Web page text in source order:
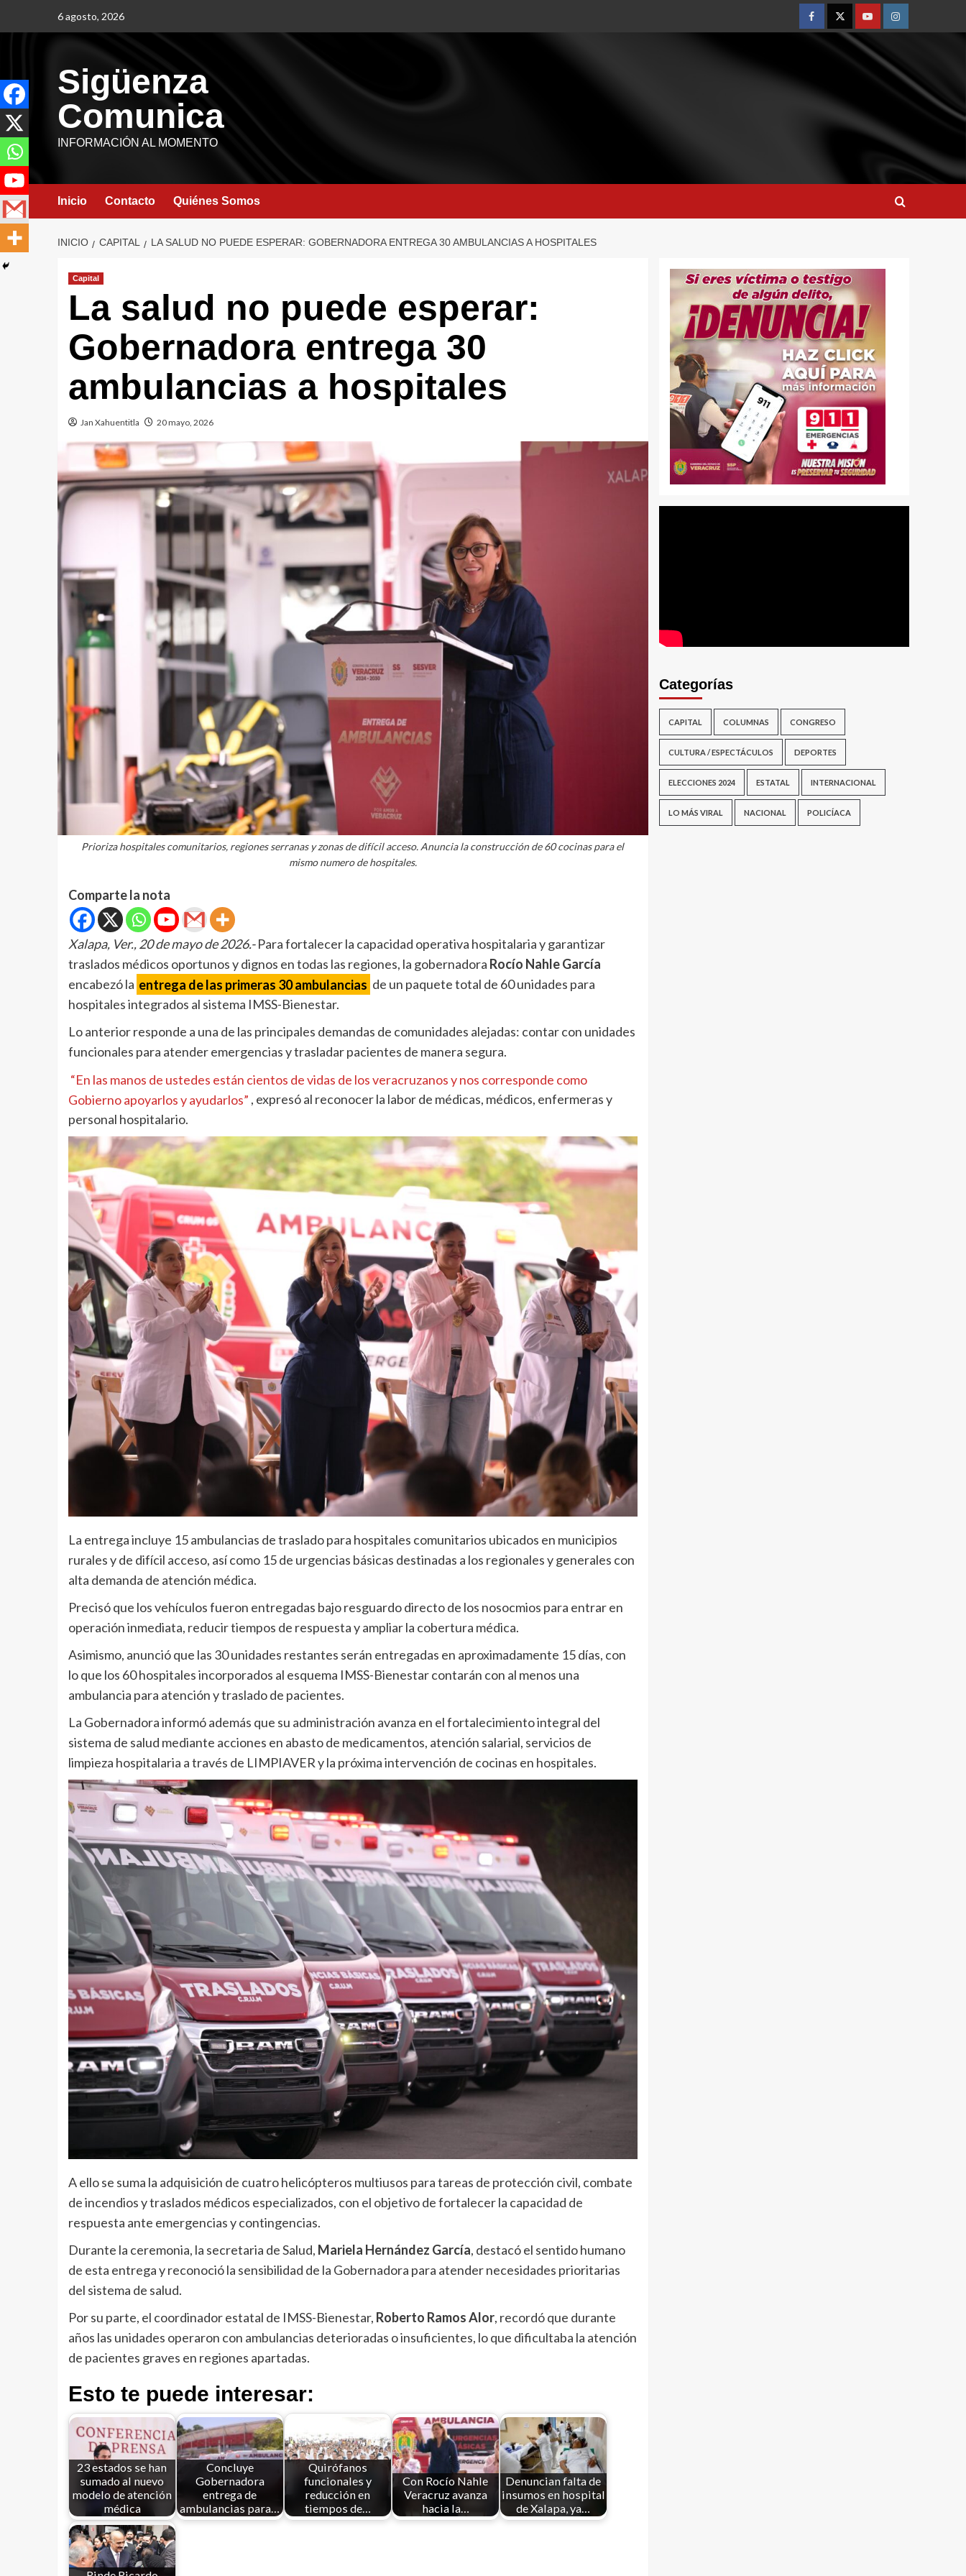
6 agosto, 2026
Sigüenza
Comunica
INFORMACIÓN AL MOMENTO
Inicio Contacto Quiénes Somos
INICIO CAPITAL LA SALUD NO PUEDE ESPERAR: GOBERNADORA ENTREGA 30 AMBULANCIAS A HOSPITALES
Capital
La salud no puede esperar:
Gobernadora entrega 30
ambulancias a hospitales
Jan Xahuentitla 20 mayo, 2026
Prioriza hospitales comunitarios, regiones serranas y zonas de difícil acceso. Anuncia la construcción de 60 cocinas para el
mismo numero de hospitales.
Comparte la nota
Xalapa, Ver., 20 de mayo de 2026.-Para fortalecer la capacidad operativa hospitalaria y garantizar
traslados médicos oportunos y dignos en todas las regiones, la gobernadora Rocío Nahle García
encabezó la entrega de las primeras 30 ambulancias de un paquete total de 60 unidades para
hospitales integrados al sistema IMSS-Bienestar.
Lo anterior responde a una de las principales demandas de comunidades alejadas: contar con unidades
funcionales para atender emergencias y trasladar pacientes de manera segura.
“En las manos de ustedes están cientos de vidas de los veracruzanos y nos corresponde como
Gobierno apoyarlos y ayudarlos” , expresó al reconocer la labor de médicas, médicos, enfermeras y
personal hospitalario.
La entrega incluye 15 ambulancias de traslado para hospitales comunitarios ubicados en municipios
rurales y de difícil acceso, así como 15 de urgencias básicas destinadas a los regionales y generales con
alta demanda de atención médica.
Precisó que los vehículos fueron entregadas bajo resguardo directo de los nosocmios para entrar en
operación inmediata, reducir tiempos de respuesta y ampliar la cobertura médica.
Asimismo, anunció que las 30 unidades restantes serán entregadas en aproximadamente 15 días, con
lo que los 60 hospitales incorporados al esquema IMSS-Bienestar contarán con al menos una
ambulancia para atención y traslado de pacientes.
La Gobernadora informó además que su administración avanza en el fortalecimiento integral del
sistema de salud mediante acciones en abasto de medicamentos, atención salarial, servicios de
limpieza hospitalaria a través de LIMPIAVER y la próxima intervención de cocinas en hospitales.
A ello se suma la adquisición de cuatro helicópteros multiusos para tareas de protección civil, combate
de incendios y traslados médicos especializados, con el objetivo de fortalecer la capacidad de
respuesta ante emergencias y contingencias.
Durante la ceremonia, la secretaria de Salud, Mariela Hernández García, destacó el sentido humano
de esta entrega y reconoció la sensibilidad de la Gobernadora para atender necesidades prioritarias
del sistema de salud.
Por su parte, el coordinador estatal de IMSS-Bienestar, Roberto Ramos Alor, recordó que durante
años las unidades operaron con ambulancias deterioradas o insuficientes, lo que dificultaba la atención
de pacientes graves en regiones apartadas.
Esto te puede interesar:
23 estados se han
sumado al nuevo
modelo de atención
médica
Concluye
Gobernadora
entrega de
ambulancias para…
Quirófanos
funcionales y
reducción en
tiempos de…
Con Rocío Nahle
Veracruz avanza
hacia la…
Denuncian falta de
insumos en hospital
de Xalapa, ya…
Categorías
CAPITAL COLUMNAS CONGRESO
CULTURA / ESPECTÁCULOS DEPORTES
ELECCIONES 2024 ESTATAL INTERNACIONAL
LO MÁS VIRAL NACIONAL POLICÍACA